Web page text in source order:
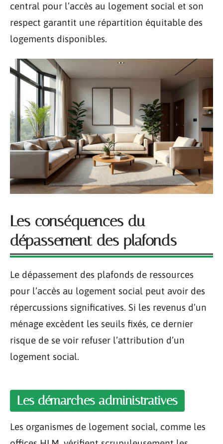
central pour l’accès au logement social et son
respect garantit une répartition équitable des
logements disponibles.
Les conséquences du
dépassement des plafonds
Le dépassement des plafonds de ressources
pour l’accès au logement social peut avoir des
répercussions significatives. Si les revenus d’un
ménage excèdent les seuils fixés, ce dernier
risque de se voir refuser l’attribution d’un
logement social.
Les démarches administratives
Les organismes de logement social, comme les